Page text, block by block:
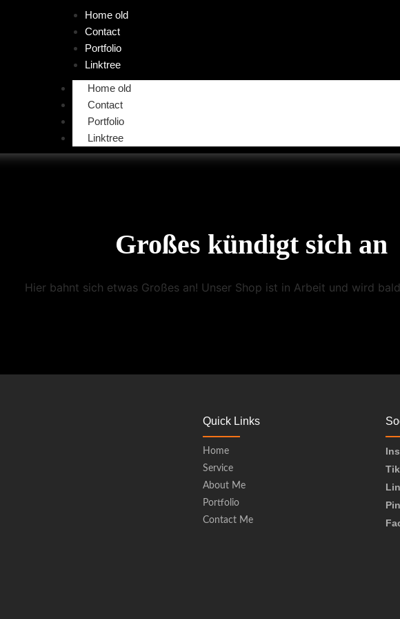
Home old
Contact
Portfolio
Linktree
Home old
Contact
Portfolio
Linktree
Großes kündigt sich an
Hier bahnt sich etwas Großes an! Unser Shop ist in Arbeit und wird
Quick Links
Home
Service
About Me
Portfolio
Contact Me